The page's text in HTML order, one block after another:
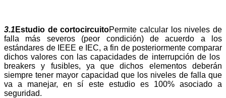
3.1 Estudio de cortocircuitoPermite calcular los niveles de
falla más severos (peor condición) de acuerdo a los
estándares de IEEE e IEC, a fin de posteriormente comparar
dichos valores con las capacidades de interrupción de los
breakers y fusibles, ya que dichos elementos deberán
siempre tener mayor capacidad que los niveles de falla que
va a manejar, en sí este estudio es 100% asociado a
seguridad.